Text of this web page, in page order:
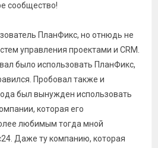
сообщество!
ПланФикс, но отнюдь не
управления проектами и CRM.
было использовать ПланФикс,
Пробовал также и
был вынужден использовать
которая его
любимым тогда мной
Даже ту компанию, которая